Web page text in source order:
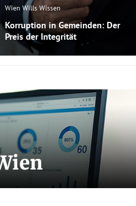
Wien Wills Wissen
Korruption in Gemeinden: Der
Preis der Integrität